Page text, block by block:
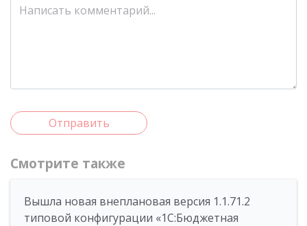
Отправить
Смотрите также
Вышла новая внеплановая версия 1.1.71.2
типовой конфигурации «1C:Бюджетная